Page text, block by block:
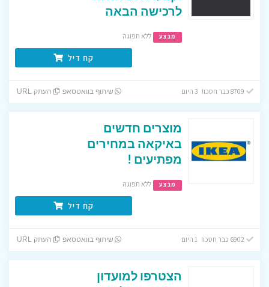
לרכישה הבאה
מבצע ללא תפוגה
קח דיל
שיתוף בוואטסאפ העתק URL
מוצרים חדשים
באיקאה במחירים
מפתיעים !
מבצע ללא תפוגה
קח דיל
שיתוף בוואטסאפ העתק URL
הצטרפו למועדון